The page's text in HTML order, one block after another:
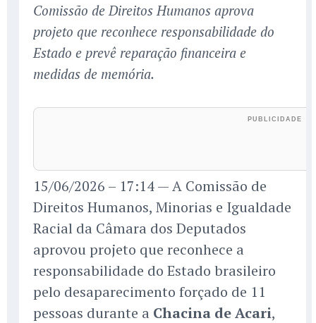
Comissão de Direitos Humanos aprova
projeto que reconhece responsabilidade do
Estado e prevê reparação financeira e
medidas de memória.
15/06/2026 – 17:14 — A Comissão de
Direitos Humanos, Minorias e Igualdade
Racial da Câmara dos Deputados
aprovou projeto que reconhece a
responsabilidade do Estado brasileiro
pelo desaparecimento forçado de 11
pessoas durante a Chacina de Acari,